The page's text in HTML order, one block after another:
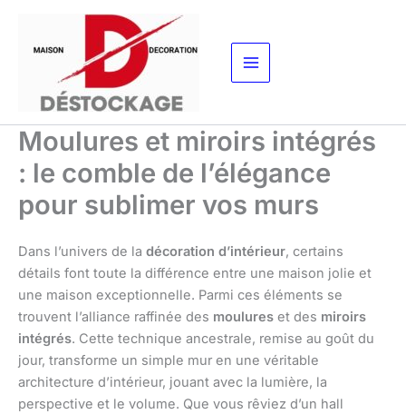
contenu
Moulures et miroirs intégrés
: le comble de l’élégance
pour sublimer vos murs
Dans l’univers de la décoration d’intérieur, certains
détails font toute la différence entre une maison jolie et
une maison exceptionnelle. Parmi ces éléments se
trouvent l’alliance raffinée des moulures et des miroirs
intégrés. Cette technique ancestrale, remise au goût du
jour, transforme un simple mur en une véritable
architecture d’intérieur, jouant avec la lumière, la
perspective et le volume. Que vous rêviez d’un hall